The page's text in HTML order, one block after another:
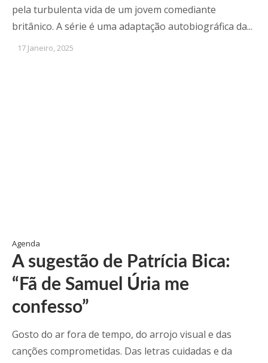
pela turbulenta vida de um jovem comediante
britânico. A série é uma adaptação autobiográfica da...
17 Janeiro, 2025
Agenda
A sugestão de Patrícia Bica:
“Fã de Samuel Úria me
confesso”
Gosto do ar fora de tempo, do arrojo visual e das
canções comprometidas. Das letras cuidadas e da